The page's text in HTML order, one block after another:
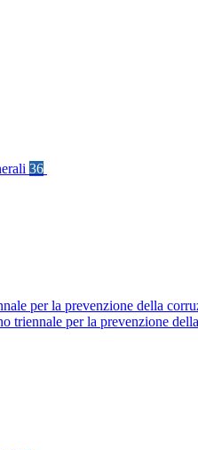
36
per la prevenzione della
triennale per la prevenzione